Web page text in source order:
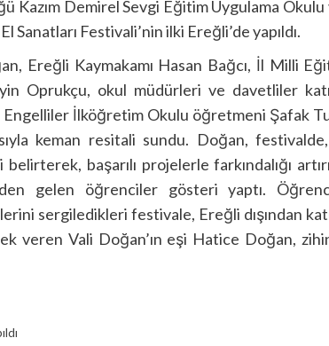
Kazım Demirel Sevgi Eğitim Uygulama
Festivali’nin ilki Ereğli’de yapıldı.
Ereğli Kaymakamı Hasan Bağcı, İl Milli
Oprukçu, okul müdürleri ve davetliler
Engelliler İlköğretim Okulu öğretmeni Şafak
keman resitali sundu. Doğan,
başarılı projelerle farkındalığı
gelen öğrenciler gösteri yaptı.
sergiledikleri festivale, Ereğli dışından
veren Vali Doğan’ın eşi Hatice Doğan,